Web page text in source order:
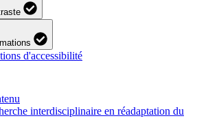
d'accessibilité